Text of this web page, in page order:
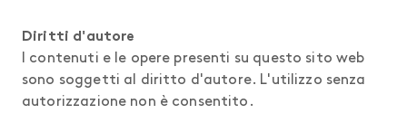
Diritti d'autore
I contenuti e le opere presenti su questo sito web
sono soggetti al diritto d'autore. L'utilizzo senza
autorizzazione non è consentito.